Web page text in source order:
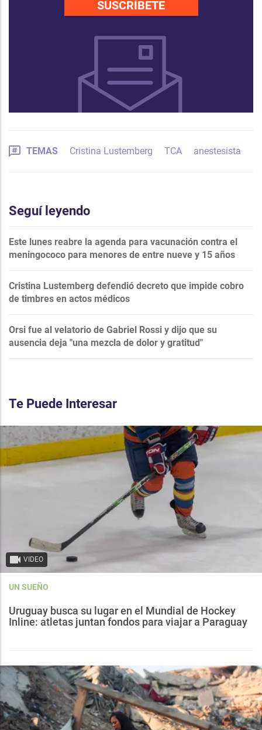
SUSCRÍBETE
TEMAS Cristina Lustemberg TCA anestesista
Seguí leyendo
Este lunes reabre la agenda para vacunación contra el
meningococo para menores de entre nueve y 15 años
Cristina Lustemberg defendió decreto que impide cobro
de timbres en actos médicos
Orsi fue al velatorio de Gabriel Rossi y dijo que su
ausencia deja "una mezcla de dolor y gratitud"
Te Puede Interesar
VIDEO
UN SUEÑO
Uruguay busca su lugar en el Mundial de Hockey
Inline: atletas juntan fondos para viajar a Paraguay